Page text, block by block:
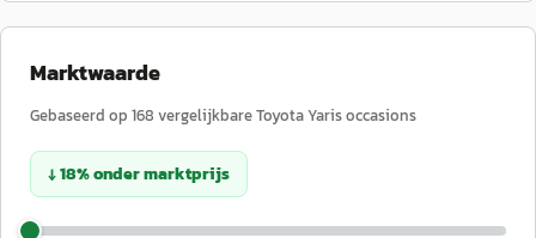
Marktwaarde
Gebaseerd op 168 vergelijkbareToyotaYarisoccasions
↓18%ondermarktprijs